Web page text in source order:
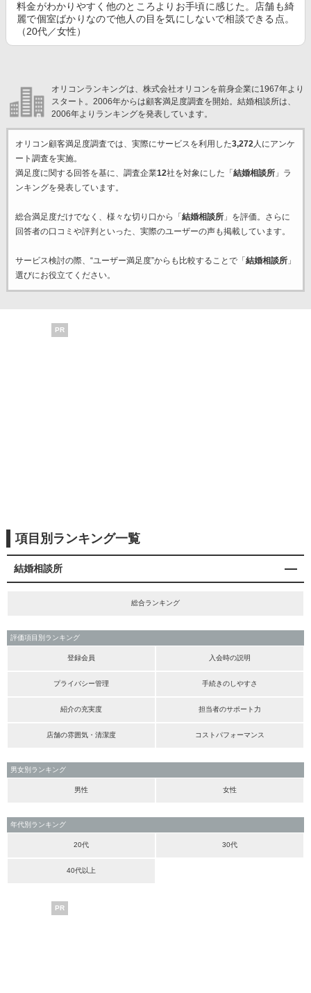
料金がわかりやすく他のところよりお手頃に感じた。店舗も綺
麗で個室ばかりなので他人の目を気にしないで相談できる点。
（20代／女性）
オリコンランキングは、株式会社オリコンを前身企業に1967年より
スタート。2006年からは顧客満足度調査を開始。結婚相談所は、
2006年よりランキングを発表しています。
オリコン顧客満足度調査では、実際にサービスを利用した3,272人にアンケ
ート調査を実施。
満足度に関する回答を基に、調査企業12社を対象にした「 結婚相談所」ラ
ンキングを発表しています。
総合満足度だけでなく、様々な切り口から「 結婚相談所」を評価。さらに
回答者の口コミや評判といった、実際のユーザーの声も掲載しています。
サービス検討の際、“ユーザー満足度”からも比較することで「 結婚相談所」
選びにお役立てください。
PR
項目別ランキング一覧
結婚相談所
総合ランキング
評価項目別ランキング
登録会員 入会時の説明
プライバシー管理 手続きのしやすさ
紹介の充実度 担当者のサポート力
店舗の雰囲気・清潔度 コストパフォーマンス
男女別ランキング
男性 女性
年代別ランキング
20代 30代
40代以上
PR